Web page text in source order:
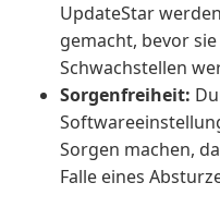
UpdateStar
gemacht, bevor
Schwachstellen
Sorgenfreiheit:
Sorgen machen,
Falle eines